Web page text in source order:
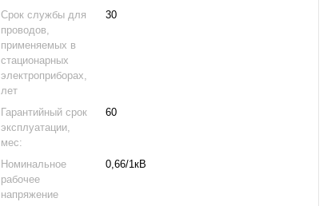
Срок службы для
проводов,
применяемых в
стационарных
электроприборах,
лет
30
Гарантийный срок
эксплуатации,
мес:
60
Номинальное
рабочее
напряжение
0,66/1кВ